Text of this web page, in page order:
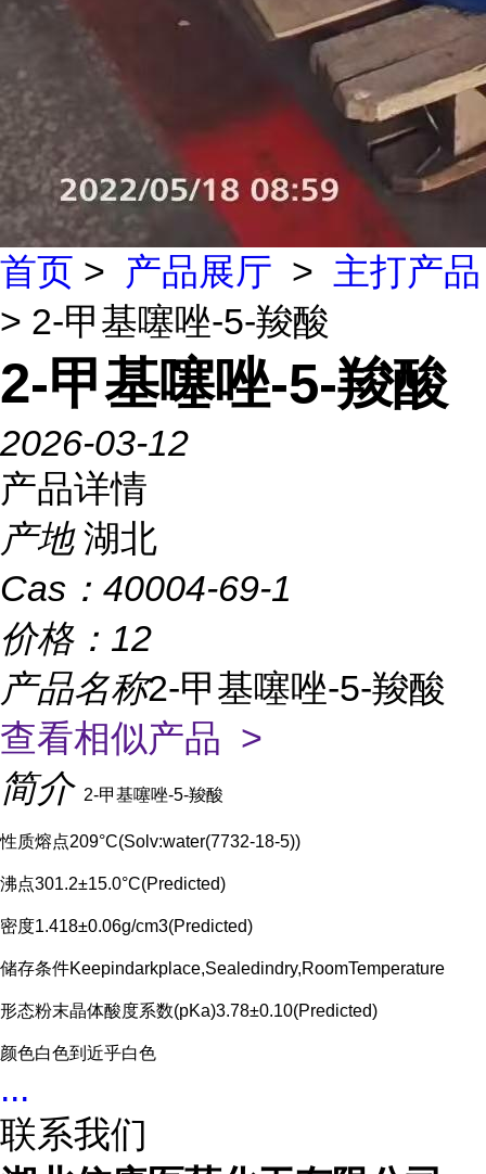
首页 > 产品展厅 > 主打产品
> 2-甲基噻唑-5-羧酸
2-甲基噻唑-5-羧酸
2026-03-12
产品详情
产地 湖北
Cas： 40004-69-1
价格： 12
产品名称2-甲基噻唑-5-羧酸
查看相似产品 >
简介 2-甲基噻唑-5-羧酸
性质熔点209°C(Solv:water(7732-18-5))
沸点301.2±15.0°C(Predicted)
密度1.418±0.06g/cm3(Predicted)
储存条件Keepindarkplace,Sealedindry,RoomTemperature
形态粉末晶体酸度系数(pKa)3.78±0.10(Predicted)
颜色白色到近乎白色
...
联系我们